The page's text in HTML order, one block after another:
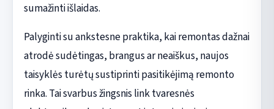
sumažinti išlaidas.
Palyginti su ankstesne praktika, kai remontas dažnai
atrodė sudėtingas, brangus ar neaiškus, naujos
taisyklės turėtų sustiprinti pasitikėjimą remonto
rinka. Tai svarbus žingsnis link tvaresnės